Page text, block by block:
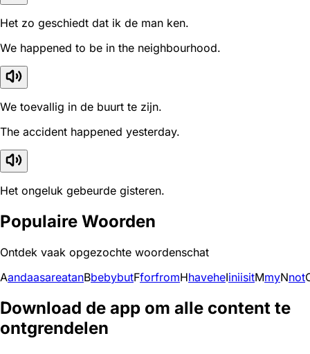
Het zo geschiedt dat ik de man ken.
We happened to be in the neighbourhood.
We toevallig in de buurt te zijn.
The accident happened yesterday.
Het ongeluk gebeurde gisteren.
Populaire Woorden
Ontdek vaak opgezochte woordenschat
AandaasareatanBbebybutFforfromHhaveheIiniisitMmyNnot
Download de app om alle content te
ontgrendelen